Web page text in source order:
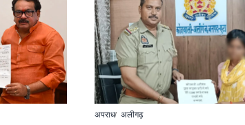
अपराध अलीगढ़